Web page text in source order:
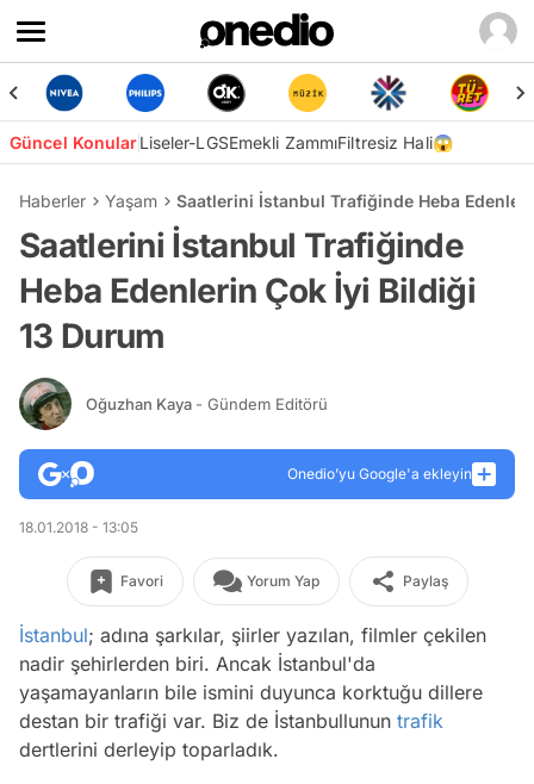
Güncel KonularLiseler-LGSEmekli ZammıFiltresiz Hali😱
Haberler Yaşam Saatlerini İstanbul Trafiğinde Heba
Saatlerini İstanbul Trafiğinde
Heba Edenlerin Çok İyi Bildiği
13 Durum
Oğuzhan Kaya - Gündem Editörü
Onedio’yu Google'a ekleyin
18.01.2018 - 13:05
Favori Yorum Yap Paylaş
İstanbul; adına şarkılar, şiirler yazılan, filmler çekilen
nadir şehirlerden biri. Ancak İstanbul'da
yaşamayanların bile ismini duyunca korktuğu dillere
destan bir trafiği var. Biz de İstanbullunun trafik
dertlerini derleyip toparladık.